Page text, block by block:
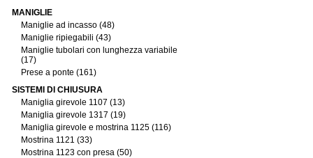
MANIGLIE
Maniglie ad incasso (48)
Maniglie ripiegabili (43)
Maniglie tubolari con lunghezza variabile
(17)
Prese a ponte (161)
SISTEMI DI CHIUSURA
Maniglia girevole 1107 (13)
Maniglia girevole 1317 (19)
Maniglia girevole e mostrina 1125 (116)
Mostrina 1121 (33)
Mostrina 1123 con presa (50)